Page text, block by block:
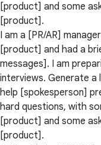
[product] and some
[product].
I am a [PR/AR]
[product] and had a
messages]. I am
interviews. Generate
help [spokesperson]
hard questions, with
[product] and some
[product].